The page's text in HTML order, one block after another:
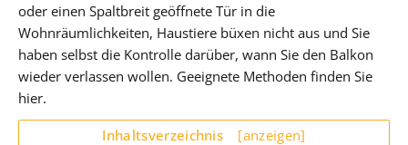
oder einen Spaltbreit geöffnete Tür in die
Wohnräumlichkeiten, Haustiere büxen nicht aus und Sie
haben selbst die Kontrolle darüber, wann Sie den Balkon
wieder verlassen wollen. Geeignete Methoden finden Sie
hier.
Inhaltsverzeichnis [anzeigen]